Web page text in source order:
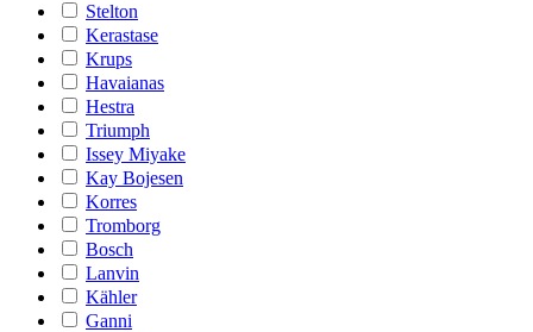
Stelton
Kerastase
Krups
Havaianas
Hestra
Triumph
Issey Miyake
Kay Bojesen
Korres
Tromborg
Bosch
Lanvin
Kähler
Ganni